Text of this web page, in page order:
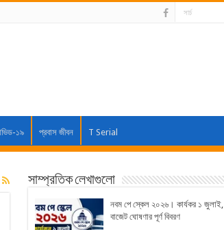
১৯ প্রবাস জীবন T Serial
সাম্প্রতিক লেখাগুলো
নবম পে স্কেল ২০২৬। কার্যকর ১ জুলাই,
বাজেট ঘোষণার পূর্ণ বিবরণ